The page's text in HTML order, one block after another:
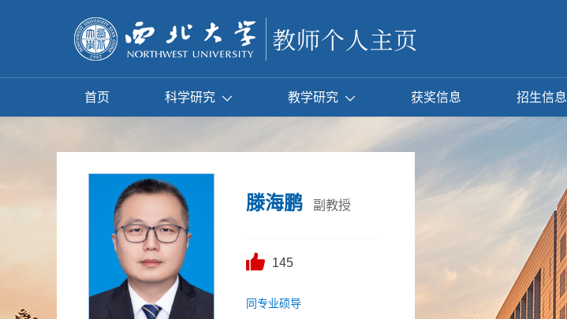
首页 科学研究 教学研究 获奖信息 招生信息
滕海鹏 副教授
145
同专业硕导